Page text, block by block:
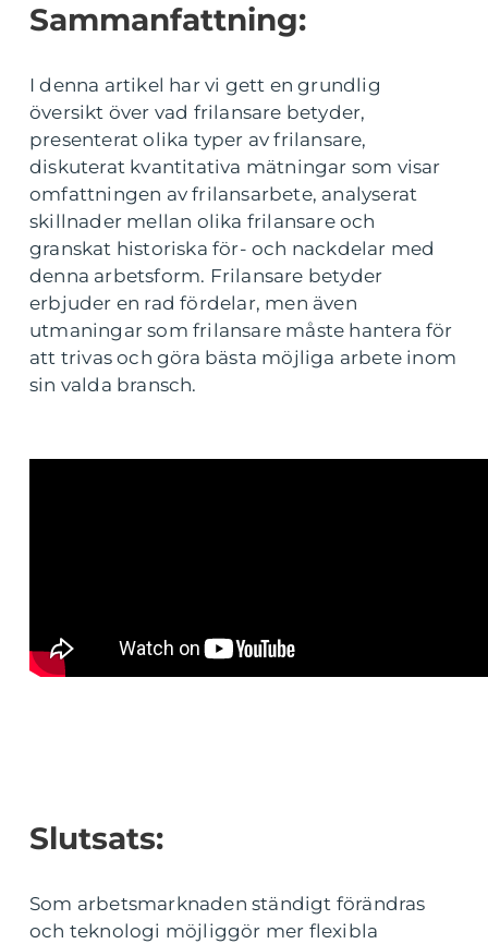
Sammanfattning:
I denna artikel har vi gett en grundlig
översikt över vad frilansare betyder,
presenterat olika typer av frilansare,
diskuterat kvantitativa mätningar som visar
omfattningen av frilansarbete, analyserat
skillnader mellan olika frilansare och
granskat historiska för- och nackdelar med
denna arbetsform. Frilansare betyder
erbjuder en rad fördelar, men även
utmaningar som frilansare måste hantera för
att trivas och göra bästa möjliga arbete inom
sin valda bransch.
Slutsats:
Som arbetsmarknaden ständigt förändras
och teknologi möjliggör mer flexibla